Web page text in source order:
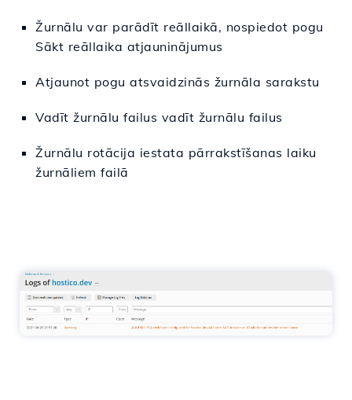
Žurnālu var parādīt reāllaikā, nospiedot pogu
Sākt reāllaika atjauninājumus
Atjaunot pogu atsvaidzinās žurnāla sarakstu
Vadīt žurnālu failus vadīt žurnālu failus
Žurnālu rotācija iestata pārrakstīšanas laiku
žurnāliem failā